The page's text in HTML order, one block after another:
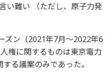
い難い （ただし、原子力発
ズン（2021年7月〜2022年6
権に関するものは東京電力
る議案のみであった。